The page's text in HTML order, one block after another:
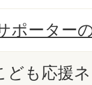
ポーター
ども応援